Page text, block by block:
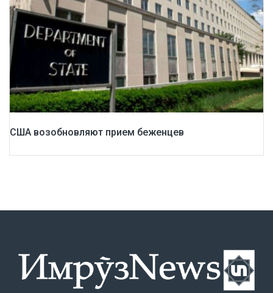
США возобновляют прием беженцев